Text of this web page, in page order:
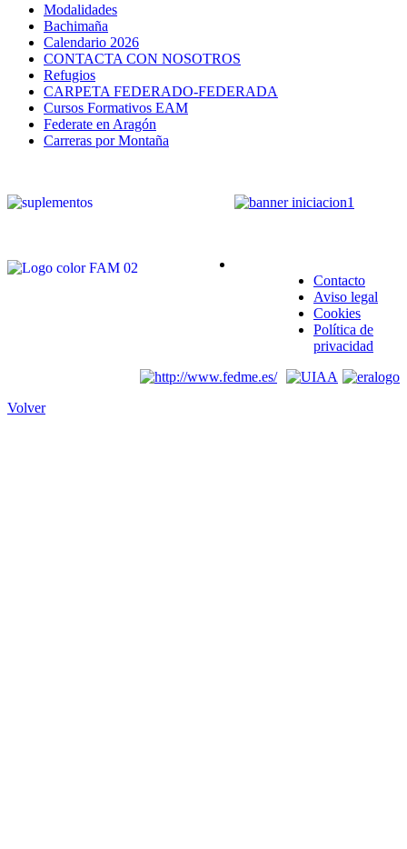
Modalidades
Bachimaña
Calendario 2026
CONTACTA CON NOSOTROS
Refugios
CARPETA FEDERADO-FEDERADA
Cursos Formativos EAM
Federate en Aragón
Carreras por Montaña
Contacto
Aviso legal
Cookies
Política de
privacidad
Volver